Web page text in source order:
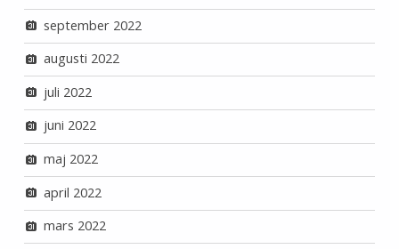
september 2022
augusti 2022
juli 2022
juni 2022
maj 2022
april 2022
mars 2022